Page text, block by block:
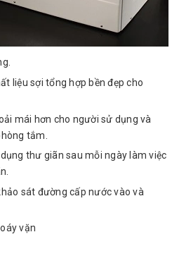
liệu sợi tổng hợp bền đẹp cho
mái hơn cho người sử dụng và
tắm.
thư giãn sau mỗi ngày làm việc
sát đường cấp nước vào và
vặn